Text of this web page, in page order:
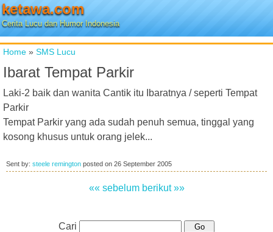
ketawa.com
Cerita Lucu dan Humor Indonesia
Home » SMS Lucu
Ibarat Tempat Parkir
Laki-2 baik dan wanita Cantik itu Ibaratnya / seperti Tempat
Parkir
Tempat Parkir yang ada sudah penuh semua, tinggal yang
kosong khusus untuk orang jelek...
Sent by: steele remington posted on 26 September 2005
«« sebelum berikut »»
Cari